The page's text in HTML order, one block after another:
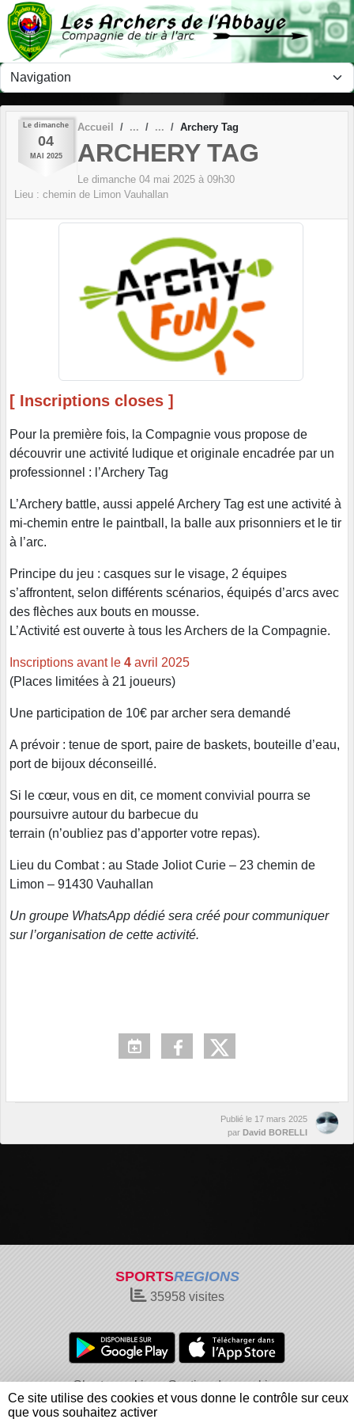
Le dimanche
04
MAI 2025
Accueil Archery Tag
ARCHERY TAG
Le dimanche 04 mai 2025 à 09h30
Lieu : chemin de Limon Vauhallan
[ Inscriptions closes ]
Pour la première fois, la Compagnie vous propose de
découvrir une activité ludique et originale encadrée par un
professionnel : l’Archery Tag
L’Archery battle, aussi appelé Archery Tag est une activité à
mi-chemin entre le paintball, la balle aux prisonniers et le tir
à l’arc.
Principe du jeu : casques sur le visage, 2 équipes
s’affrontent, selon différents scénarios, équipés d’arcs avec
des flèches aux bouts en mousse.
L’Activité est ouverte à tous les Archers de la Compagnie.
Inscriptions avant le 4 avril 2025
(Places limitées à 21 joueurs)
Une participation de 10€ par archer sera demandé
A prévoir : tenue de sport, paire de baskets, bouteille d’eau,
port de bijoux déconseillé.
Si le cœur, vous en dit, ce moment convivial pourra se
poursuivre autour du barbecue du
terrain (n’oubliez pas d’apporter votre repas).
Lieu du Combat : au Stade Joliot Curie – 23 chemin de
Limon – 91430 Vauhallan
Un groupe WhatsApp dédié sera créé pour communiquer
sur l’organisation de cette activité.
Publié le 17 mars 2025
par David BORELLI
SPORTSREGIONS
35958visites
Charte cookies
Gestion des cookies
Informations légales
Signaler un contenu inapproprié
Panneau de gestion des cookies
Ce site utilise des cookies et vous donne le contrôle sur ceux
que vous souhaitez activer